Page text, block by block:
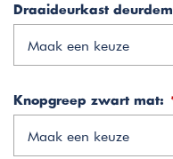
Draaideurkast
Maak een keuze
Knopgreep zwart mat:
Maak een keuze